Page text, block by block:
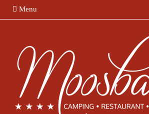
Menu